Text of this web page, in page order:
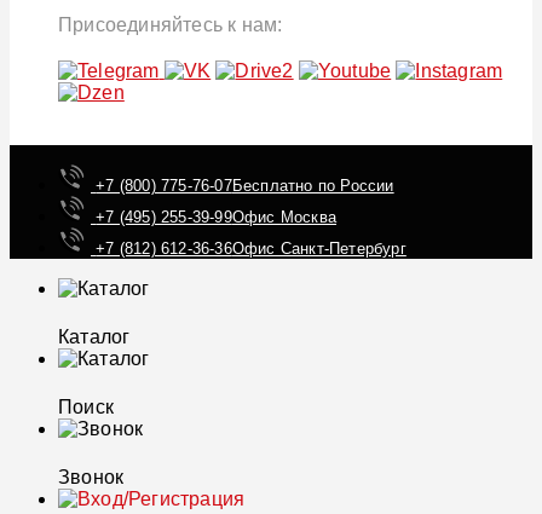
Присоединяйтесь к нам:
+7 (800) 775-76-07Бесплатно по России
+7 (495) 255-39-99Офис Москва
+7 (812) 612-36-36Офис Санкт-Петербург
Каталог
Поиск
Звонок